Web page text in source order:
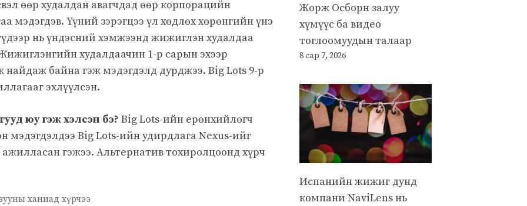
өөр худалдан авагчдад өөр корпорацийн
мэдэгдэв. Үүний зэрэгцээ үл хөдлөх хөрөнгийн үнэ
нь үндэсний хэмжээнд жижиглэн худалдаа
худалдаачин 1-р сарын эхээр
найдаж байна гэж мэдэгдэлд дурджээ. Big Lots 9-р
эхлүүлсэн.
юу гэж хэлсэн бэ? Big Lots-ийн ерөнхийлөгч
мэдэгдэлдээ Big Lots-ийн удирдлага Nexus-ийг
гэжээ. Альтернатив тохиролцоонд хүрч
ханиад хүрчээ
Жорж Осборн залуу
хүмүүс ба видео
тоглоомуудын талаар
8 сар 7, 2026
Испанийн жижиг дунд
компани NaviLens нь